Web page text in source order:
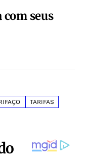
seus
TARIFAS